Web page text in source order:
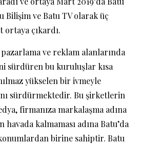
Bilişim ve Batu TV olarak üç
ortaya çıkardı.
ve reklam alanlarında
sürdüren bu kuruluşlar kısa
yükselen bir ivmeyle
sürdürmektedir. Bu şirketlerin
firmanıza markalaşma adına
havada kalmaması adına Batu’da
birine sahiptir. Batu